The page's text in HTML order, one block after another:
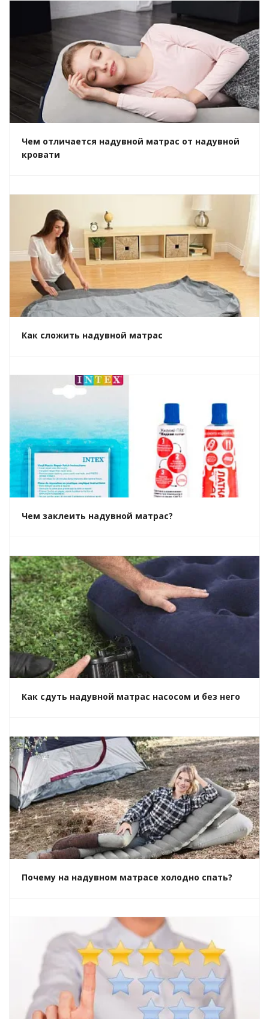
Чем отличается надувной матрас от надувной
кровати
Как сложить надувной матрас
Чем заклеить надувной матрас?
Как сдуть надувной матрас насосом и без него
Почему на надувном матрасе холодно спать?